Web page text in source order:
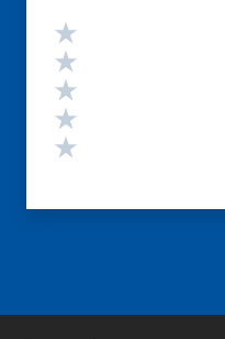
Valutazione